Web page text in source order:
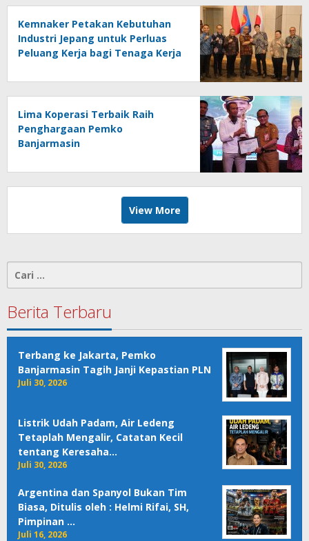
Kemnaker Petakan Kebutuhan
Industri Jepang untuk Perluas
Peluang Kerja bagi Tenaga Kerja
Lima Koperasi Terbaik Raih
Penghargaan Pemko
Banjarmasin
View More
untuk:
Berita Terbaru
Terbang ke Jakarta, Pemko
Banjarmasin Tagih Janji Kepastian PLN
Juli 30, 2026
Listrik Udah Padam, Air Ledeng
Tetaplah Mengalir, Catatan Kecil
tentang Keresaha…
Juli 30, 2026
Argentina dan Spanyol Bukan Tim
Biasa, Ditulis oleh : Helmi Rifai, SH,
Pimpinan …
Juli 16, 2026